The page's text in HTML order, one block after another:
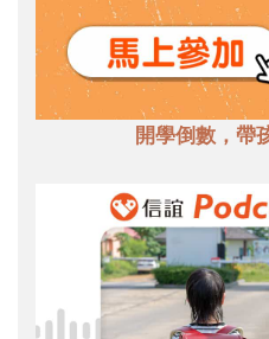
開學倒數，帶